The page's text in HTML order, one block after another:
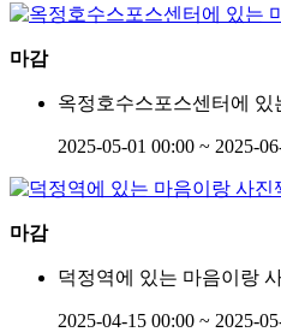
마감
옥정호수스포스센터에
2025-05-01 00:00 ~ 2025-
마감
덕정역에 있는 마음이랑
2025-04-15 00:00 ~ 2025-